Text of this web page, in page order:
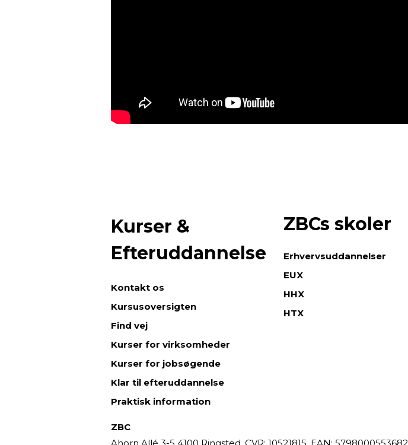
Kurser &
Efteruddannelse
Kontakt os
Kursusoversigten
Find vej
Kurser for virksomheder
Kurser for jobsøgende
Klar til efteruddannelse
Praktisk information
ZBCs skoler
Erhvervsuddannelser
EUX
HHX
HTX
ZBC